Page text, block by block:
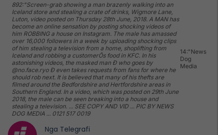
892:"Screen-grab showing a man brazenly walking into an
Iceland store and stealing a crate of drinks, Wigmore Lane,
Luton, video posted on Thursday 28th June, 2018. A MAN has
become an online sensation by posting shocking videos of
him ROBBING a house on Instagram. The male has amassed
over 16,000 followers in a week by uploading shocking clips
of him stealing a television from a home, shoplifting from
Iceland and robbing a customerÕs food in KFC. In his
astonishing videos, the masked man Ð who goes by
@no.face.ryo Ð even takes requests from fans for where he
should rob next. It is believed that many of his thefts are
filmed around the Bedfordshire and Hertfordshire areas in
Southern England. In a video, which was posted on 29th June
2018, the male can be seen breaking into a house and
stealing a television. ... SEE COPY AND VID ... PIC BY NEWS
DOG MEDIA ... 0121 517 0019
14:"News
Dog
Media
Nga Telegrafi